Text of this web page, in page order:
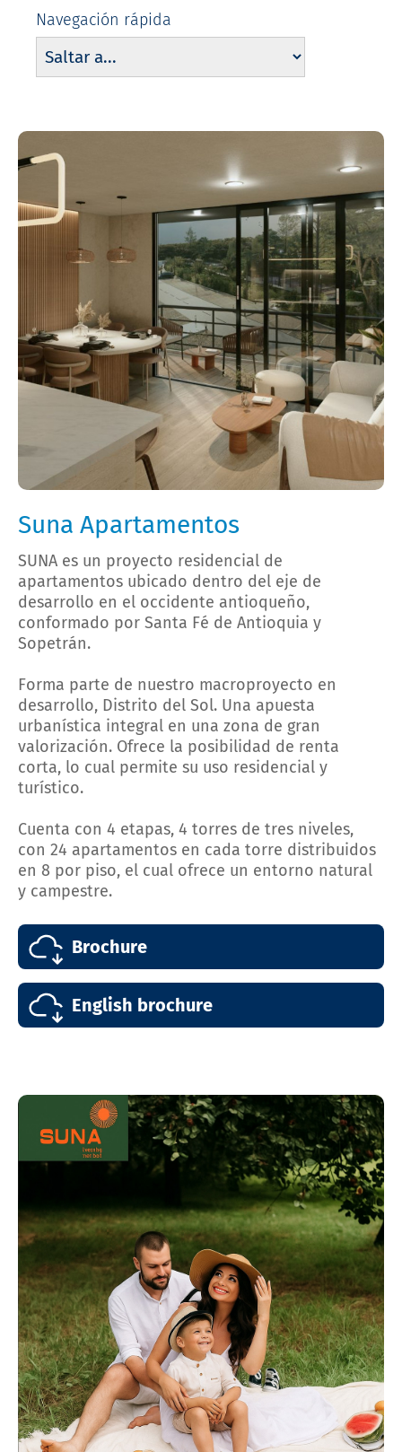
Navegación rápida
Suna Apartamentos
SUNA es un proyecto residencial de
apartamentos ubicado dentro del eje de
desarrollo en el occidente antioqueño,
conformado por Santa Fé de Antioquia y
Sopetrán.
Forma parte de nuestro macroproyecto en
desarrollo, Distrito del Sol. Una apuesta
urbanística integral en una zona de gran
valorización. Ofrece la posibilidad de renta
corta, lo cual permite su uso residencial y
turístico.
Cuenta con 4 etapas, 4 torres de tres niveles,
con 24 apartamentos en cada torre distribuidos
en 8 por piso, el cual ofrece un entorno natural
y campestre.
Brochure
English brochure